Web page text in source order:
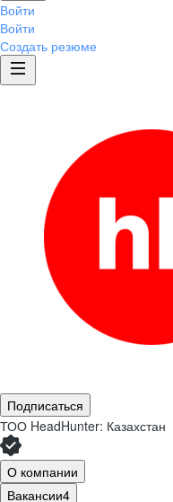
Войти
Войти
Создать резюме
Подписаться
ТОО HeadHunter: Казахстан
О компании
Вакансии4